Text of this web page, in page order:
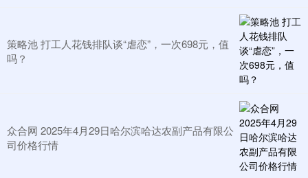
策略池 打工人花钱排队谈“虐恋”，一次698元，值
吗？
众合网 2025年4月29日哈尔滨哈达农副产品有限公
司价格行情